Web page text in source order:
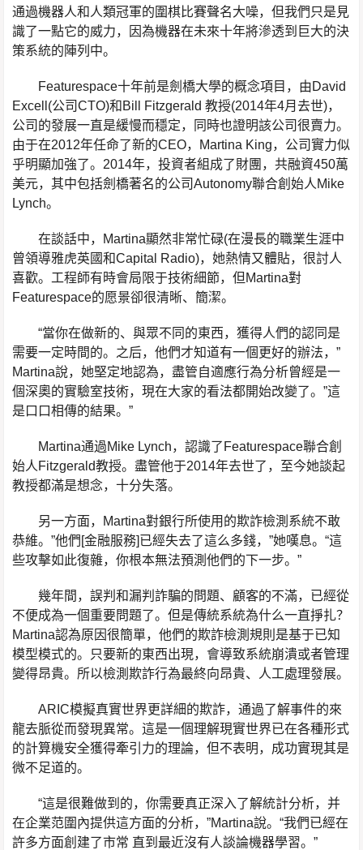
通過機器人和人類冠軍的圍棋比賽聲名大噪，但我們只是見
識了一點它的威力，因為機器在未來十年將滲透到巨大的決
策系統的陣列中。
Featurespace十年前是劍橋大學的概念項目，由David
Excell(公司CTO)和Bill Fitzgerald 教授(2014年4月去世)，
公司的發展一直是緩慢而穩定，同時也證明該公司很賣力。
由于在2012年任命了新的CEO，Martina King，公司實力似
乎明顯加強了。2014年，投資者組成了財團，共融資450萬
美元，其中包括劍橋著名的公司Autonomy聯合創始人Mike
Lynch。
在談話中，Martina顯然非常忙碌(在漫長的職業生涯中
曾領導雅虎英國和Capital Radio)，她熱情又體貼，很討人
喜歡。工程師有時會局限于技術細節，但Martina對
Featurespace的愿景卻很清晰、簡潔。
“當你在做新的、與眾不同的東西，獲得人們的認同是
需要一定時間的。之后，他們才知道有一個更好的辦法，”
Martina說，她堅定地認為，盡管自適應行為分析曾經是一
個深奧的實驗室技術，現在大家的看法都開始改變了。”這
是口口相傳的結果。”
Martina通過Mike Lynch，認識了Featurespace聯合創
始人Fitzgerald教授。盡管他于2014年去世了，至今她談起
教授都滿是想念，十分失落。
另一方面，Martina對銀行所使用的欺詐檢測系統不敢
恭維。”他們[金融服務]已經失去了這么多錢，”她嘆息。“這
些攻擊如此復雜，你根本無法預測他們的下一步。”
幾年間，誤判和漏判詐騙的問題、顧客的不滿，已經從
不便成為一個重要問題了。但是傳統系統為什么一直掙扎？
Martina認為原因很簡單，他們的欺詐檢測規則是基于已知
模型模式的。只要新的東西出現，會導致系統崩潰或者管理
變得昂貴。所以檢測欺詐行為最終向昂貴、人工處理發展。
ARIC模擬真實世界更詳細的欺詐，通過了解事件的來
龍去脈從而發現異常。這是一個理解現實世界已在各種形式
的計算機安全獲得牽引力的理論，但不表明，成功實現其是
微不足道的。
“這是很難做到的，你需要真正深入了解統計分析，并
在企業范圍內提供這方面的分析，”Martina說。“我們已經在
許多方面創建了市常 直到最近沒有人談論機器學習。”